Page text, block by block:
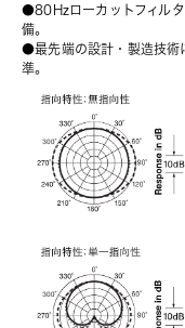
●80Hzローカットフィル
備。
●最先端の設計・製造技術
準。